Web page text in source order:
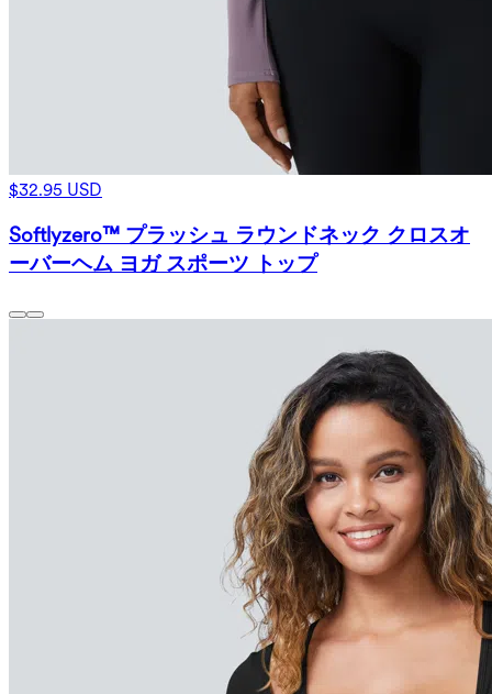
$32.95 USD
Softlyzero™ プラッシュ ラウンドネック クロスオ
ーバーヘム ヨガ スポーツ トップ